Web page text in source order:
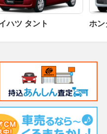
ハツ タント ホン